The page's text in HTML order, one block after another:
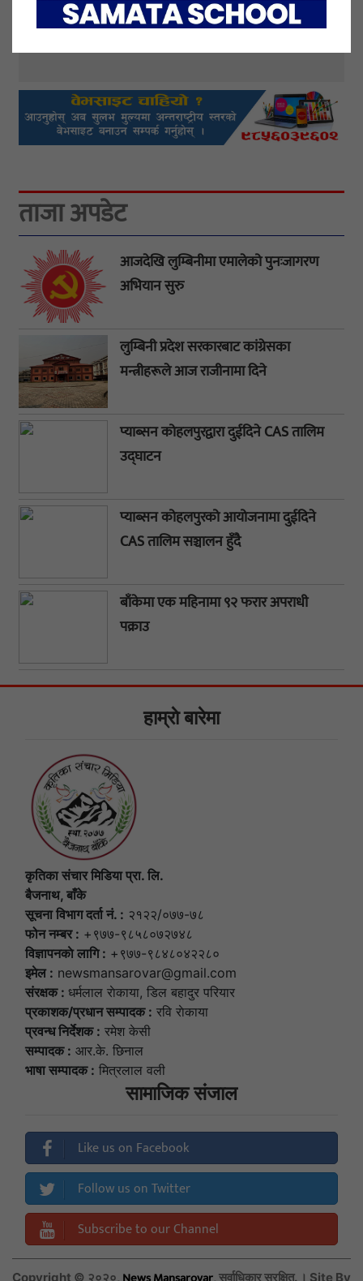
प्रतिक्रिया दिनुहोस्
ताजा अपडेट
आजदेखि लुम्बिनीमा एमालेको पुनःजागरण
अभियान सुरु
लुम्बिनी प्रदेश सरकारबाट कांग्रेसका
मन्त्रीहरूले आज राजीनामा दिने
प्याब्सन कोहलपुरद्वारा दुईदिने CAS तालिम
उद्घाटन
प्याब्सन कोहलपुरको आयोजनामा दुईदिने
CAS तालिम सञ्चालन हुँदै
बाँकेमा एक महिनामा ९२ फरार अपराधी
पक्राउ
हाम्राे बारेमा
कृतिका संचार मिडिया प्रा. लि.
बैजनाथ, बाँके
सूचना विभाग दर्ता नं. : २१२२/०७७-७८
फोन नम्बर : +९७७-९८५८०७२७४८
विज्ञापनकाे लागि : +९७७-९८४८०४२२८०
इमेल : newsmansarovar@gmail.com
संरक्षक : धर्मलाल राेकाया, डिल बहादुर परियार
प्रकाशक/प्रधान सम्पादक : रवि राेकाया
प्रवन्ध निर्देशक : रमेश केसी
सम्पादक : आर.के. छिनाल
भाषा सम्पादक : मित्रलाल वली
सामाजिक संजाल
Like us on Facebook
Follow us on Twitter
Subscribe to our Channel
Copyright © २०२०, , सर्वाधिकार सुरक्षित. । Site By